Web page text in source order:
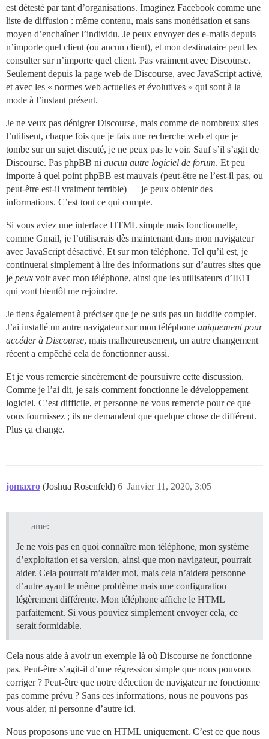
est détesté par tant d’organisations. Imaginez Facebook comme une
liste de diffusion : même contenu, mais sans monétisation et sans
moyen d’enchaîner l’individu. Je peux envoyer des e-mails depuis
n’importe quel client (ou aucun client), et mon destinataire peut les
consulter sur n’importe quel client. Pas vraiment avec Discourse.
Seulement depuis la page web de Discourse, avec JavaScript activé,
et avec les « normes web actuelles et évolutives » qui sont à la
mode à l’instant présent.
Je ne veux pas dénigrer Discourse, mais comme de nombreux sites
l’utilisent, chaque fois que je fais une recherche web et que je
tombe sur un sujet discuté, je ne peux pas le voir. Sauf s’il s’agit de
Discourse. Pas phpBB ni aucun autre logiciel de forum. Et peu
importe à quel point phpBB est mauvais (peut-être ne l’est-il pas, ou
peut-être est-il vraiment terrible) — je peux obtenir des
informations. C’est tout ce qui compte.
Si vous aviez une interface HTML simple mais fonctionnelle,
comme Gmail, je l’utiliserais dès maintenant dans mon navigateur
avec JavaScript désactivé. Et sur mon téléphone. Tel qu’il est, je
continuerai simplement à lire des informations sur d’autres sites que
je peux voir avec mon téléphone, ainsi que les utilisateurs d’IE11
qui vont bientôt me rejoindre.
Je tiens également à préciser que je ne suis pas un luddite complet.
J’ai installé un autre navigateur sur mon téléphone uniquement pour
accéder à Discourse, mais malheureusement, un autre changement
récent a empêché cela de fonctionner aussi.
Et je vous remercie sincèrement de poursuivre cette discussion.
Comme je l’ai dit, je sais comment fonctionne le développement
logiciel. C’est difficile, et personne ne vous remercie pour ce que
vous fournissez ; ils ne demandent que quelque chose de différent.
Plus ça change.
jomaxro (Joshua Rosenfeld) Janvier 11, 2020, 3:05
6
ame:
Je ne vois pas en quoi connaître mon téléphone, mon système
d’exploitation et sa version, ainsi que mon navigateur, pourrait
aider. Cela pourrait m’aider moi, mais cela n’aidera personne
d’autre ayant le même problème mais une configuration
légèrement différente. Mon téléphone affiche le HTML
parfaitement. Si vous pouviez simplement envoyer cela, ce
serait formidable.
Cela nous aide à avoir un exemple là où Discourse ne fonctionne
pas. Peut-être s’agit-il d’une régression simple que nous pouvons
corriger ? Peut-être que notre détection de navigateur ne fonctionne
pas comme prévu ? Sans ces informations, nous ne pouvons pas
vous aider, ni personne d’autre ici.
Nous proposons une vue en HTML uniquement. C’est ce que nous